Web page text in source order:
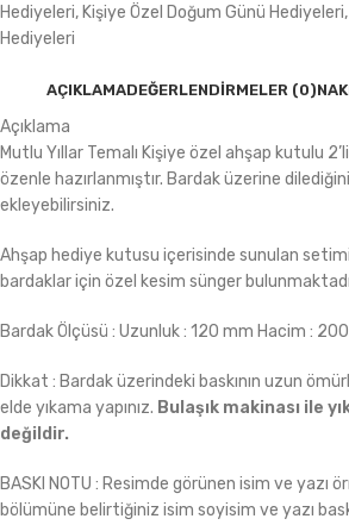
Hediyeleri, Kişiye Özel Doğum Günü Hediyeleri,
Hediyeleri
AÇIKLAMADEĞERLENDIRMELER (0)
Açıklama
Mutlu Yıllar Temalı Kişiye özel ahşap kutulu
özenle hazırlanmıştır. Bardak üzerine
ekleyebilirsiniz.
Ahşap hediye kutusu içerisinde sunulan
bardaklar için özel kesim sünger
Bardak Ölçüsü : Uzunluk : 120 mm Hacim :
Dikkat : Bardak üzerindeki baskının uzun
elde yıkama yapınız. Bulaşık makinası ile
değildir.
BASKI NOTU : Resimde görünen isim ve yazı
bölümüne belirtiğiniz isim soyisim ve yazı